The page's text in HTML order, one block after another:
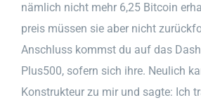
nämlich nicht mehr 6,25 Bitcoin
preis müssen sie aber nicht
Anschluss kommst du auf das
Plus500, sofern sich ihre. Neulich
Konstrukteur zu mir und sagte: Ich